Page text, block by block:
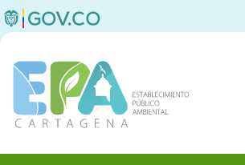
Saltar
al